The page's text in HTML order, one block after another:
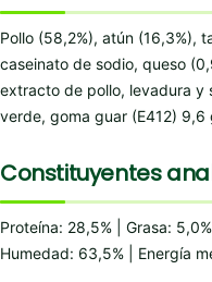
Pollo (58,2%), atún (16,3%),
caseinato de sodio, queso
extracto de pollo, levadura y
verde, goma guar (E412)
Constituyentes
Proteína: 28,5% | Grasa:
Humedad: 63,5% | Energía